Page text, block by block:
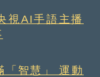
視AI手語主播
「智慧」 運動